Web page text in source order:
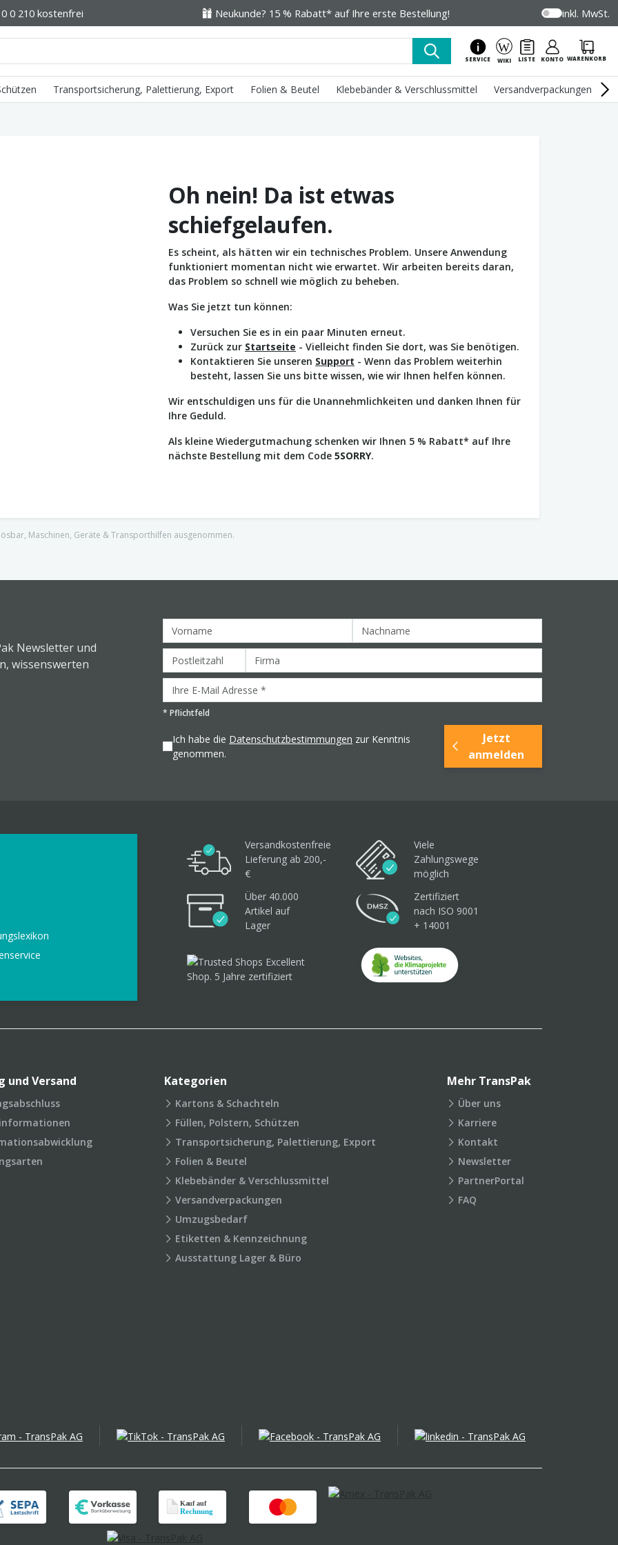
0 210 kostenfrei Neukunde? 15 % Rabatt* auf Ihre erste Bestellung! inkl. MwSt.
SERVICE WIKI LISTE KONTO WARENKORB
Transportsicherung, Palettierung, Export Folien & Beutel Klebebänder & Verschlussmittel Versandverpackungen
Oh nein! Da ist etwas
schiefgelaufen.
Es scheint, als hätten wir ein technisches Problem. Unsere Anwendung
funktioniert momentan nicht wie erwartet. Wir arbeiten bereits daran,
das Problem so schnell wie möglich zu beheben.
Was Sie jetzt tun können:
Versuchen Sie es in ein paar Minuten erneut.
Zurück zur Startseite - Vielleicht finden Sie dort, was Sie benötigen.
Kontaktieren Sie unseren Support - Wenn das Problem weiterhin
besteht, lassen Sie uns bitte wissen, wie wir Ihnen helfen können.
Wir entschuldigen uns für die Unannehmlichkeiten und danken Ihnen für
Ihre Geduld.
Als kleine Wiedergutmachung schenken wir Ihnen 5 % Rabatt* auf Ihre
nächste Bestellung mit dem Code 5SORRY.
Maschinen, Geräte & Transporthilfen ausgenommen.
Newsletter und
wissenswerten
* Pflichtfeld
Ich habe die Datenschutzbestimmungen zur Kenntnis
genommen.
Jetzt
anmelden
Versandkostenfreie
Lieferung ab 200,-
€
Viele
Zahlungswege
möglich
Über 40.000
Artikel auf
Lager
Zertifiziert
nach ISO 9001
+ 14001
und Versand Kategorien
Kartons & Schachteln
Füllen, Polstern, Schützen
Transportsicherung, Palettierung, Export
Folien & Beutel
Klebebänder & Verschlussmittel
Versandverpackungen
Umzugsbedarf
Etiketten & Kennzeichnung
Ausstattung Lager & Büro
Mehr TransPak
Über uns
Karriere
Kontakt
Newsletter
PartnerPortal
FAQ